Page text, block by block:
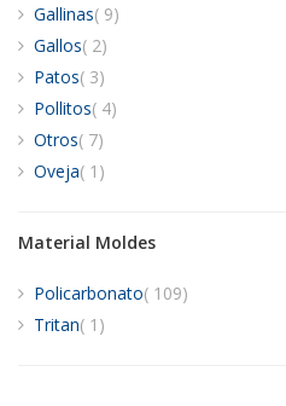
Gallinas 9artículos
Gallos 2artículos
Patos 3artículos
Pollitos 4artículos
Otros 7artículos
Oveja 1 artículo
Material Moldes
Policarbonato 109artículos
Tritan 1 artículo